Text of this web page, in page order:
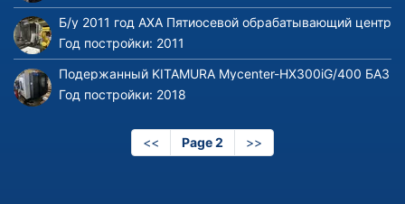
Б/у 2011 год AXA Пятиосевой обрабатывающий центр
Год постройки: 2011
Подержанный KITAMURA Mycenter-HX300iG/400 БАЗ
Год постройки: 2018
Предыдущая
страница
<< Page 2
Следующая
страница
>>